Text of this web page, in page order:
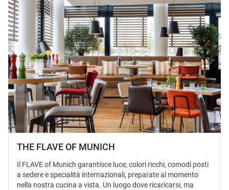
THE FLAVE OF MUNICH
Il FLAVE of Munich garantisce luce, colori ricchi, comodi posti
a sedere e specialità internazionali, preparate al momento
nella nostra cucina a vista. Un luogo dove ricaricarsi, ma